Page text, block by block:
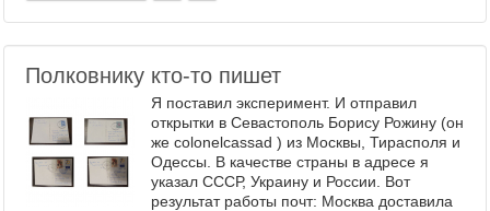
Полковнику кто-то пишет
Я поставил эксперимент. И отправил
открытки в Севастополь Борису Рожину (он
же colonelcassad ) из Москвы, Тирасполя и
Одессы. В качестве страны в адресе я
указал СССР, Украину и России. Вот
результат работы почт: Москва доставила